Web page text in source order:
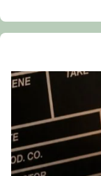
Santes de
🔗
Foto
View on Facebook
de
1 week ago